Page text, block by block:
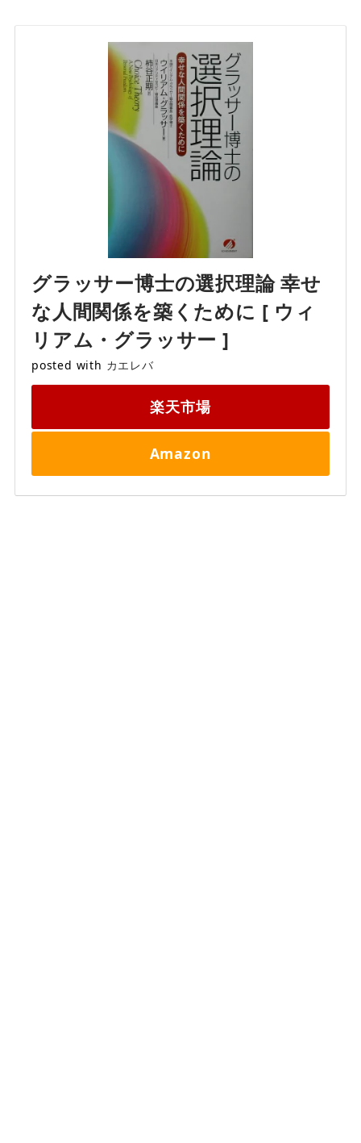
グラッサー博士の選択理論 幸せ
な人間関係を築くために [ ウィ
リアム・グラッサー ]
posted with カエレバ
楽天市場
Amazon